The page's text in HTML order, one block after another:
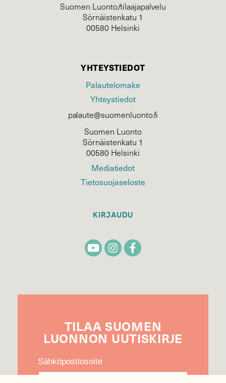
Suomen Luonto/tilaajapalvelu
Sörnäistenkatu 1
00580 Helsinki
YHTEYSTIEDOT
Palautelomake
Yhteystiedot
palaute@suomenluonto.fi
Suomen Luonto
Sörnäistenkatu 1
00580 Helsinki
Mediatiedot
Tietosuojaseloste
KIRJAUDU
TILAA SUOMEN
LUONNON UUTIS­KIRJE
Sähköpostiosoite